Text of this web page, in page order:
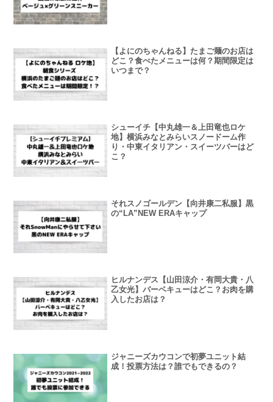
【よにのちゃんねる】たまご麺のお店は
どこ？食べたメニューは何？期間限定は
いつまで？
シューイチ【中丸雄一＆上田竜也ロケ
地】横浜みなとみらいスノードーム作
り・中東イタリアン・スイーツバーはど
こ？
それスノゴールデン【向井康二私服】黒
の“LA”NEW ERAキャップ
ヒルナンデス【山田涼介・有岡大貴・八
乙女光】バーベキューはどこ？お肉を購
入したお店は？
ジャニーズカウコンで初夢ユニット結
成！投票方法は？誰でもできるの？